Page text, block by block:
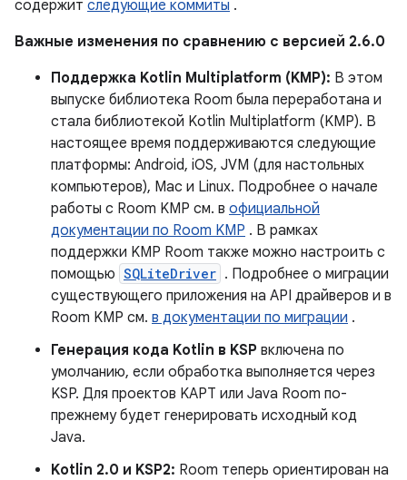
содержит следующие коммиты .
Важные изменения по сравнению с версией 2.6.0
Поддержка Kotlin Multiplatform (KMP): В этом
выпуске библиотека Room была переработана и
стала библиотекой Kotlin Multiplatform (KMP). В
настоящее время поддерживаются следующие
платформы: Android, iOS, JVM (для настольных
компьютеров), Mac и Linux. Подробнее о начале
работы с Room KMP см. в официальной
документации по Room KMP . В рамках
поддержки KMP Room также можно настроить с
помощью SQLiteDriver . Подробнее о миграции
существующего приложения на API драйверов и в
Room KMP см. в документации по миграции .
Генерация кода Kotlin в KSP включена по
умолчанию, если обработка выполняется через
KSP. Для проектов KAPT или Java Room по-
прежнему будет генерировать исходный код
Java.
Kotlin 2.0 и KSP2: Room теперь ориентирован на